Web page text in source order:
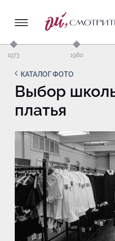
1973 1980
КАТАЛОГ ФОТО
Выбор
платья